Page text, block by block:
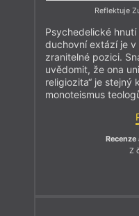
Reflektuje
Psychedelické
duchovní extází je
zranitelné pozici.
uvědomit, že ona
religiozita“ je stejný
monoteismus
Recenze
Z